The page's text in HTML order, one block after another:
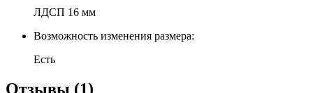
ЛДСП 16 мм
Возможность изменения размера:
Есть
Отзывы (1)